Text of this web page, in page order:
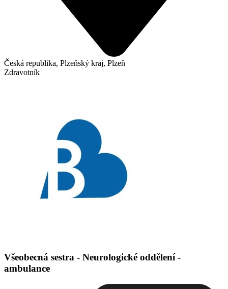
Česká republika, Plzeňský kraj, Plzeň
Zdravotník
Všeobecná sestra - Neurologické oddělení -
ambulance